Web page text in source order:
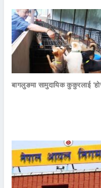
बागलुङमा सामुदायिक कुकुरलाई